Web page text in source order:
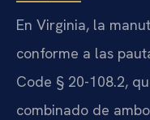
En Virginia, la
conforme a las
Code § 20-108.2,
combinado de